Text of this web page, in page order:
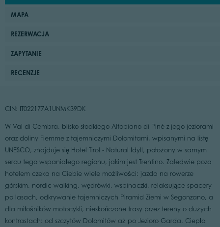
MAPA
REZERWACJA
ZAPYTANIE
RECENZJE
CIN: IT022177A1UNMK39DK
W Val di Cembra, blisko słodkiego Altopiano di Pinè z jego jeziorami
oraz doliny Fiemme z tajemniczymi Dolomitami, wpisanymi na listę
UNESCO, znajduje się Hotel Tirol - Natural Idyll, położony w samym
sercu tego wspaniałego regionu, jakim jest Trentino. Zaledwie poza
hotelem czeka na Ciebie wiele możliwości: jazda na rowerze
górskim, nordic walking, wędrówki, wspinaczki, relaksujące spacery
po lasach, odkrywanie tajemniczych Piramid Ziemi w Segonzano, a
dla miłośników motocykli, nieskończone trasy przez tereny o dużych
kontrastach: od szczytów Dolomitów aż po Jezioro Garda. Ciepła